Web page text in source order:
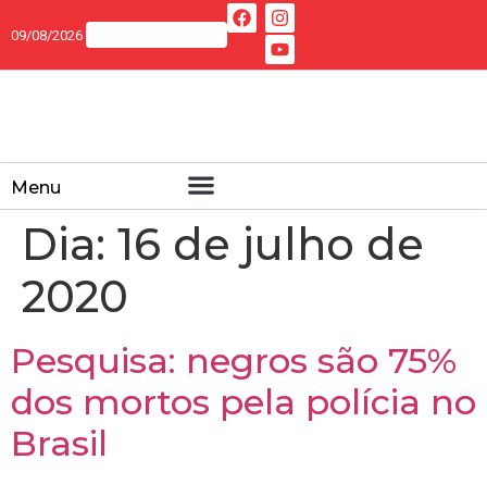
09/08/2026
Menu
Dia: 16 de julho de
2020
Pesquisa: negros são 75%
dos mortos pela polícia no
Brasil